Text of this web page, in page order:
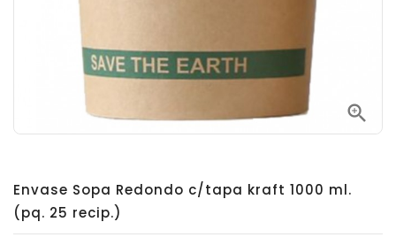

Envase Sopa Redondo c/tapa kraft 1000 ml.
(pq. 25 recip.)